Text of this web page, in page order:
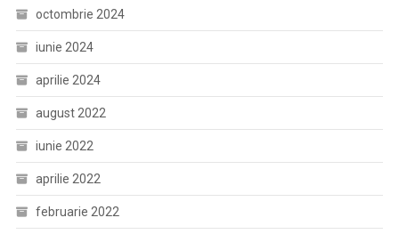
octombrie 2024
iunie 2024
aprilie 2024
august 2022
iunie 2022
aprilie 2022
februarie 2022